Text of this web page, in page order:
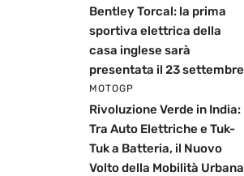
Bentley Torcal: la prima
sportiva elettrica della
casa inglese sarà
presentata il 23 settembre
MOTOGP
Rivoluzione Verde in India:
Tra Auto Elettriche e Tuk-
Tuk a Batteria, il Nuovo
Volto della Mobilità Urbana